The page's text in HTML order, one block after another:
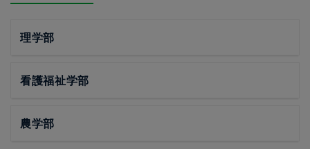
理学部
看護福祉学部
農学部